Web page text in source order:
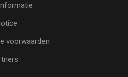
voorwaarden